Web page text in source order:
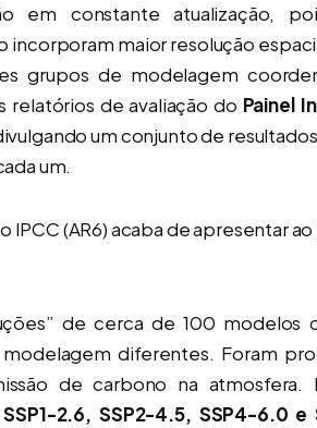
em constante atualização,
maior resolução
grupos de modelagem
de avaliação do Painel
um conjunto de
um.
IPCC (AR6) acaba de apresentar
de cerca de 100 modelos
diferentes. Foram
de carbono na atmosfera.
SSP1-2.6, SSP2-4.5, SSP4-6.0 e
Paraná como objetos
editáveis (IBGE 2021, Novo!)
R$ 59,90
Adicionar ao carrinho